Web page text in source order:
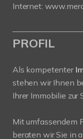
Internet:
PROFIL
Als kompetenter
stehen wir Ihnen
Ihrer Immobilie zur
Mit umfassendem
beraten wir Sie in